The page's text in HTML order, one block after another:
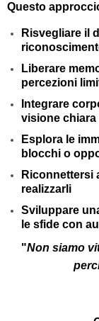
Questo
Risvegliare il
Liberare
percezioni
Integrare
visione
Esplora le
blocchi o
Riconnettersi
realizzarli
Sviluppare
le sfide con
"Non siamo